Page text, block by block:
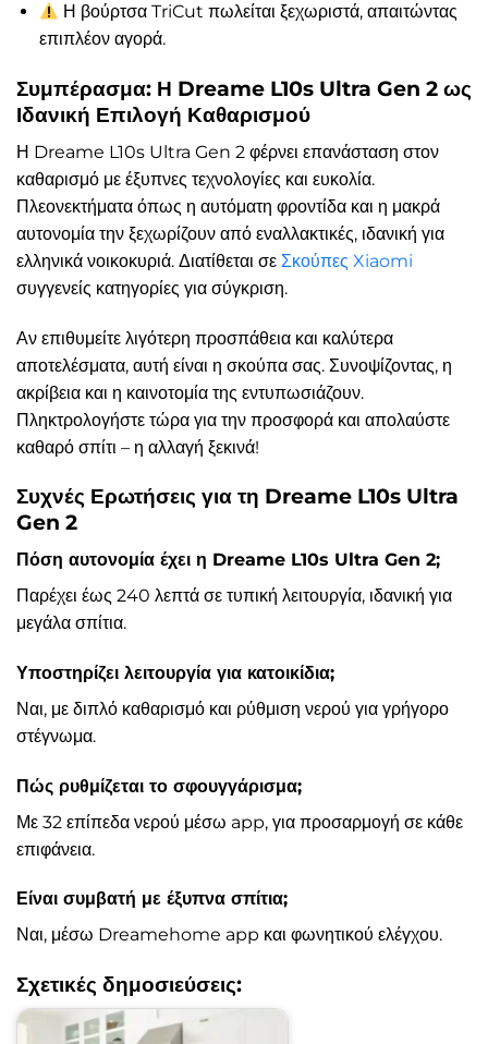
Η βούρτσα TriCut πωλείται ξεχωριστά, απαιτώντας
επιπλέον αγορά.
Συμπέρασμα: Η Dreame L10s Ultra Gen 2 ως
Ιδανική Επιλογή Καθαρισμού
Η Dreame L10s Ultra Gen 2 φέρνει επανάσταση στον
καθαρισμό με έξυπνες τεχνολογίες και ευκολία.
Πλεονεκτήματα όπως η αυτόματη φροντίδα και η μακρά
αυτονομία την ξεχωρίζουν από εναλλακτικές, ιδανική για
ελληνικά νοικοκυριά. Διατίθεται σε Σκούπες Xiaomi
συγγενείς κατηγορίες για σύγκριση.
Αν επιθυμείτε λιγότερη προσπάθεια και καλύτερα
αποτελέσματα, αυτή είναι η σκούπα σας. Συνοψίζοντας, η
ακρίβεια και η καινοτομία της εντυπωσιάζουν.
Πληκτρολογήστε τώρα για την προσφορά και απολαύστε
καθαρό σπίτι – η αλλαγή ξεκινά!
Συχνές Ερωτήσεις για τη Dreame L10s Ultra
Gen 2
Πόση αυτονομία έχει η Dreame L10s Ultra Gen 2;
Παρέχει έως 240 λεπτά σε τυπική λειτουργία, ιδανική για
μεγάλα σπίτια.
Υποστηρίζει λειτουργία για κατοικίδια;
Ναι, με διπλό καθαρισμό και ρύθμιση νερού για γρήγορο
στέγνωμα.
Πώς ρυθμίζεται το σφουγγάρισμα;
Με 32 επίπεδα νερού μέσω app, για προσαρμογή σε κάθε
επιφάνεια.
Είναι συμβατή με έξυπνα σπίτια;
Ναι, μέσω Dreamehome app και φωνητικού ελέγχου.
Σχετικές δημοσιεύσεις: